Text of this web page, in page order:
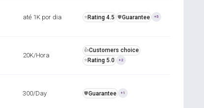
até 1K por dia ⭐Rating 4.5 ️🛡️Guarantee +5
20K/Hora
👍Customers choice
⭐ Rating 5.0 +2
300/Day ️🛡️Guarantee +1